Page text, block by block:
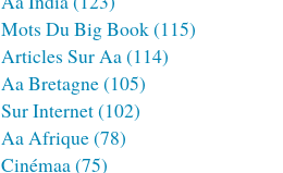
Mots Du Big Book(115)
Articles Sur Aa(114)
Aa Bretagne(105)
Sur Internet(102)
Aa Afrique(78)
Cinémaa(75)